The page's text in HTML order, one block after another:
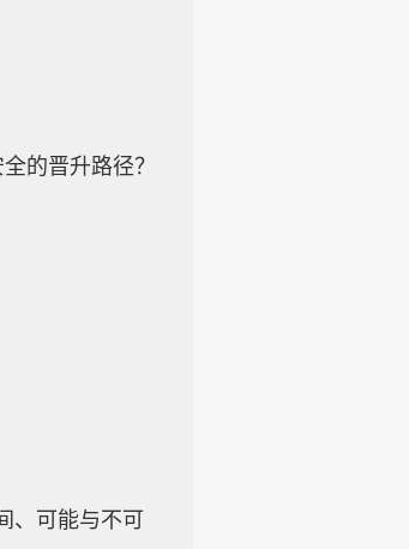
的晋升路径？
、可能与不可